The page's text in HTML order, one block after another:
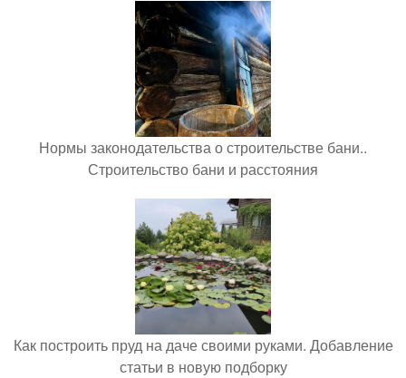
Нормы законодательства о строительстве бани..
Строительство бани и расстояния
Как построить пруд на даче своими руками. Добавление
статьи в новую подборку